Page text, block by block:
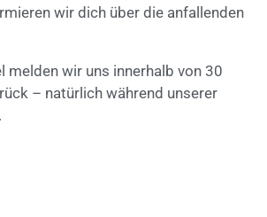
wir dich über die anfallenden
melden wir uns innerhalb von 30
– natürlich während unserer